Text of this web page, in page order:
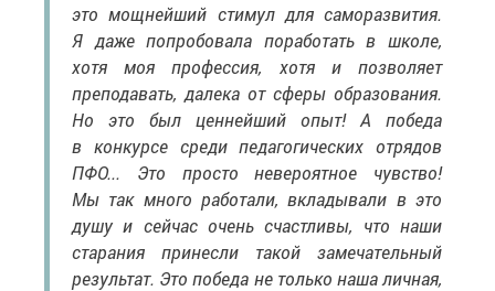
это мощнейший стимул для саморазвития.
Я даже попробовала поработать в школе,
хотя моя профессия, хотя и позволяет
преподавать, далека от сферы образования.
Но это был ценнейший опыт! А победа
в конкурсе среди педагогических отрядов
ПФО... Это просто невероятное чувство!
Мы так много работали, вкладывали в это
душу и сейчас очень счастливы, что наши
старания принесли такой замечательный
результат. Это победа не только наша личная,